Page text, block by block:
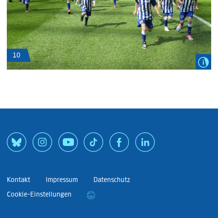
10
Kontakt Impressum
Datenschutz
Cookie-Einstellungen